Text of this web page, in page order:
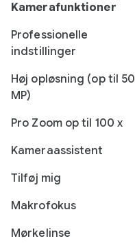
Kamerafunktioner
Professionelle
indstillinger
Høj opløsning (op til 50
MP)
Pro Zoom op til 100 x
Kameraassistent
Tilføj mig
Makrofokus
Mørkelinse